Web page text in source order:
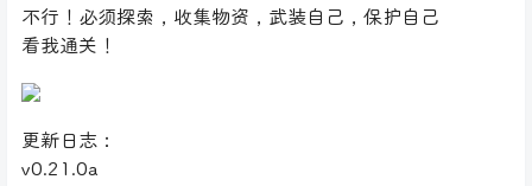
不行！必须探索，收集物资，武装自己，保护自己
看我通关！
更新日志：
v0.21.0a